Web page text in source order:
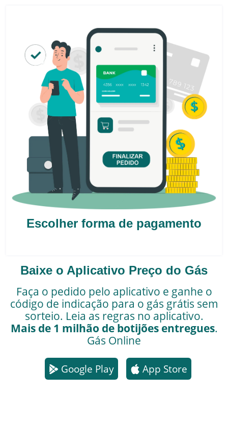
Escolher forma de pagamento
Baixe o Aplicativo Preço do Gás
Faça o pedido pelo aplicativo e ganhe o
código de indicação para o gás grátis sem
sorteio. Leia as regras no aplicativo.
Mais de 1 milhão de botijões entregues.
Gás Online
Google Play App Store